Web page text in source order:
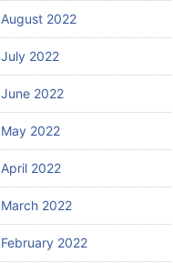
August 2022
July 2022
June 2022
May 2022
April 2022
March 2022
February 2022